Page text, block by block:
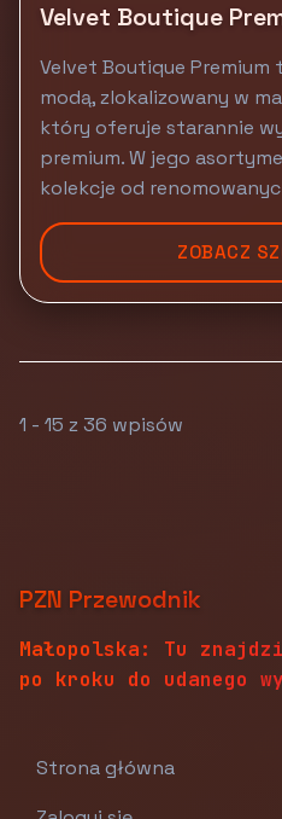
Velvet Boutique
Velvet Boutique Premium
modą, zlokalizowany w
który oferuje starannie
premium. W jego
kolekcje od
ZOBACZ
1 - 15 z 36 wpisów
PZN Przewodnik
Małopolska: Tu
po kroku do udanego
Strona główna